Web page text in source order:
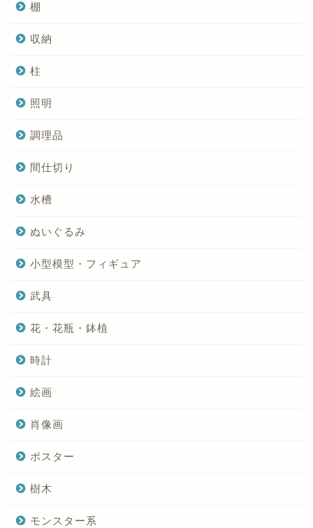
棚
収納
柱
照明
調理品
間仕切り
水槽
ぬいぐるみ
小型模型・フィギュア
武具
花・花瓶・鉢植
時計
絵画
肖像画
ポスター
樹木
モンスター系